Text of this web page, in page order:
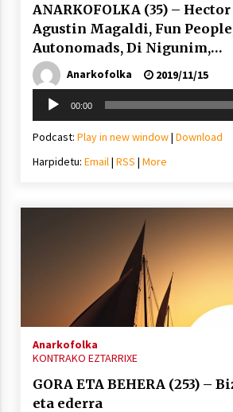
2021/10/04
2021/07/22
Berria egunkarian
2021/07/06
ANARKOFOLKA (35) –
Agustin Magaldi, Fun
Autonomads, Di Nigunim,…
Anarkofolka
2019/11/15
Soinu
erreproduzigailua
00:00
Podcast: Play in new window| Download
Harpidetu: Email| RSS | More
Anarkofolka
KONTRAKO EZTARRIXE
GORA ETA BEHERA (253) –
eta ederra